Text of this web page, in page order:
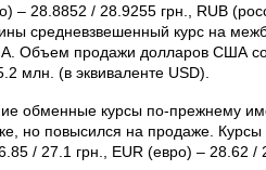
– 28.8852 / 28.9255 грн., RUB
средневзвешенный курс на
Объем продажи долларов США
млн. (в эквиваленте USD).
обменные курсы по-прежнему
но повысился на продаже.
/ 27.1 грн., EUR (евро) – 28.62 /